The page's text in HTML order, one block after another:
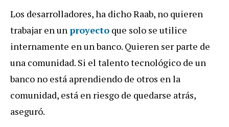
Los desarrolladores, ha dicho Raab, no quieren
trabajar en unproyecto que solo se utilice
internamente en un banco. Quieren ser parte de
una comunidad. Si el talento tecnológico de un
banco no está aprendiendo de otros en la
comunidad, está en riesgo de quedarse atrás,
aseguró.